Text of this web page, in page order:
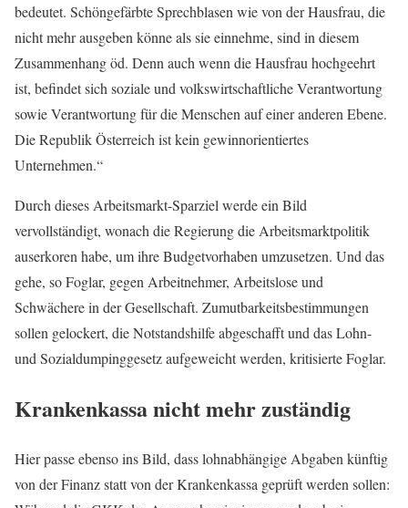
bedeutet. Schöngefärbte Sprechblasen wie von der Hausfrau, die
nicht mehr ausgeben könne als sie einnehme, sind in diesem
Zusammenhang öd. Denn auch wenn die Hausfrau hochgeehrt
ist, befindet sich soziale und volkswirtschaftliche Verantwortung
sowie Verantwortung für die Menschen auf einer anderen Ebene.
Die Republik Österreich ist kein gewinnorientiertes
Unternehmen.“
Durch dieses Arbeitsmarkt-Sparziel werde ein Bild
vervollständigt, wonach die Regierung die Arbeitsmarktpolitik
auserkoren habe, um ihre Budgetvorhaben umzusetzen. Und das
gehe, so Foglar, gegen Arbeitnehmer, Arbeitslose und
Schwächere in der Gesellschaft. Zumutbarkeitsbestimmungen
sollen gelockert, die Notstandshilfe abgeschafft und das Lohn-
und Sozialdumpinggesetz aufgeweicht werden, kritisierte Foglar.
Krankenkassa nicht mehr zuständig
Hier passe ebenso ins Bild, dass lohnabhängige Abgaben künftig
von der Finanz statt von der Krankenkassa geprüft werden sollen: